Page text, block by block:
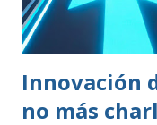
marcadas (peso,
realizaban controles
Innovación
no más